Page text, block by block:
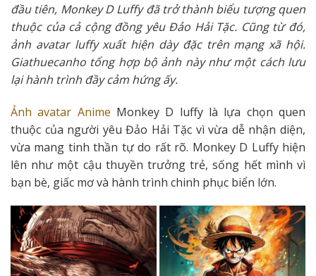
đầu tiên, Monkey D Luffy đã trở thành biểu tượng quen
thuộc của cả cộng đồng yêu Đảo Hải Tặc. Cũng từ đó,
ảnh avatar luffy xuất hiện dày đặc trên mạng xã hội.
Giathuecanho tổng hợp bộ ảnh này như một cách lưu
lại hành trình đầy cảm hứng ấy.
Ảnh avatar Anime Monkey D luffy là lựa chọn quen
thuộc của người yêu Đảo Hải Tặc vì vừa dễ nhận diện,
vừa mang tinh thần tự do rất rõ. Monkey D Luffy hiện
lên như một cậu thuyền trưởng trẻ, sống hết mình vì
bạn bè, giấc mơ và hành trình chinh phục biển lớn.